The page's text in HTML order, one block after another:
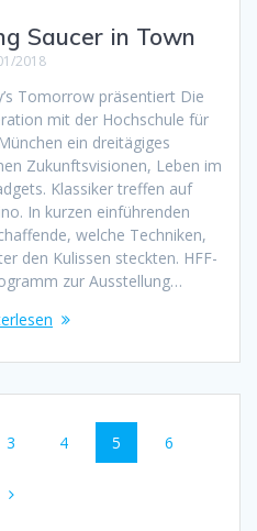
Saucer in Town
2018
Tomorrow präsentiert Die
mit der Hochschule für
ein dreitägiges
Zukunftsvisionen, Leben im
Klassiker treffen auf
In kurzen einführenden
welche Techniken,
den Kulissen steckten. HFF-
zur Ausstellung…
Seite
3 Seite
4 Seite
5 Seite
6